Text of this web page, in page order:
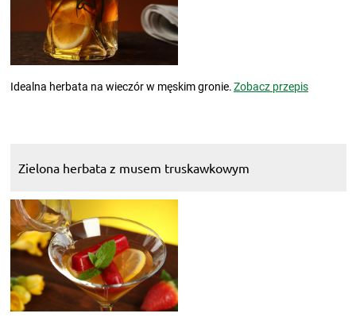
Idealna herbata na wieczór w męskim gronie.Zobacz przepis
Zielona herbata z musem truskawkowym